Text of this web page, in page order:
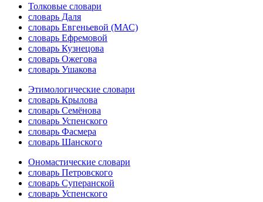
Толковые словари
словарь Даля
словарь Евгеньевой (МАС)
словарь Ефремовой
словарь Кузнецова
словарь Ожегова
словарь Ушакова
Этимологические словари
словарь Крылова
словарь Семёнова
словарь Успенского
словарь Фасмера
словарь Шанского
Ономастические словари
словарь Петровского
словарь Суперанской
словарь Успенского